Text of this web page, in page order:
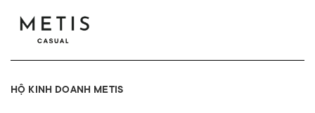
HỘ KINH DOANH METIS